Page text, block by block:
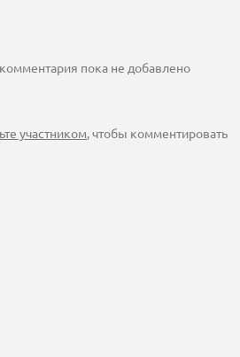
пока не добавлено
участником, чтобы комментировать